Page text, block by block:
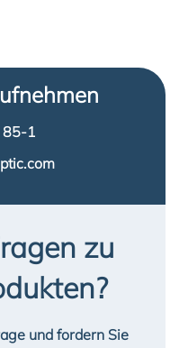
85-1
zu
und fordern Sie